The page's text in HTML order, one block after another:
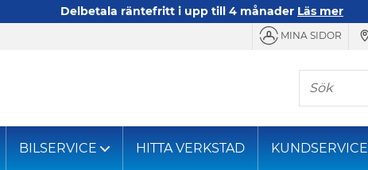
Delbetala räntefritt i upp till 4 månader Läs mer
MINA SIDOR
Sök
BILSERVICE HITTA VERKSTAD KUNDSERVICE